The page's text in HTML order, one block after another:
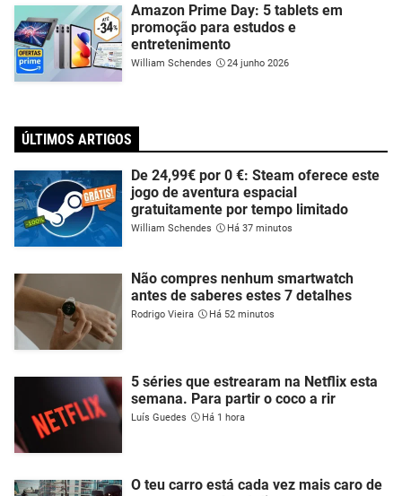
Amazon Prime Day: 5 tablets em
promoção para estudos e
entretenimento
William Schendes 24 junho 2026
ÚLTIMOS ARTIGOS
De 24,99€ por 0 €: Steam oferece este
jogo de aventura espacial
gratuitamente por tempo limitado
William Schendes Há 37 minutos
Não compres nenhum smartwatch
antes de saberes estes 7 detalhes
Rodrigo Vieira Há 52 minutos
5 séries que estrearam na Netflix esta
semana. Para partir o coco a rir
Luís Guedes Há 1 hora
O teu carro está cada vez mais caro de